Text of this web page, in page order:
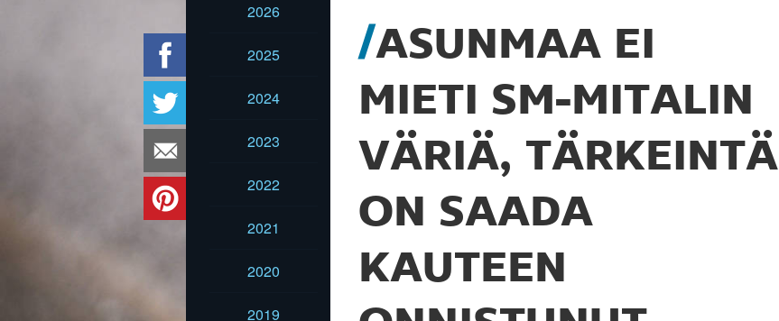
2026
2025
2024
2023
2022
2021
2020
2019
ASUNMAA EI
MIETI SM-MITALIN
VÄRIÄ, TÄRKEINTÄ
ON SAADA
KAUTEEN